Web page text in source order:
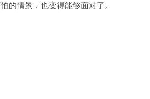
的情景，也变得能够面对了。